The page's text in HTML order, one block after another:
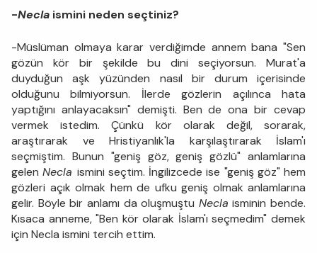
-Necla ismini neden seçtiniz?
-Müslüman olmaya karar verdiğimde annem bana "Sen
gözün kör bir şekilde bu dini seçiyorsun. Murat'a
duyduğun aşk yüzünden nasıl bir durum içerisinde
olduğunu bilmiyorsun. İlerde gözlerin açılınca hata
yaptığını anlayacaksın" demişti. Ben de ona bir cevap
vermek istedim. Çünkü kör olarak değil, sorarak,
araştırarak ve Hristiyanlık'la karşılaştırarak İslam'ı
seçmiştim. Bunun "geniş göz, geniş gözlü" anlamlarına
gelenNecla ismini seçtim. İngilizcede ise "geniş göz" hem
gözleri açık olmak hem de ufku geniş olmak anlamlarına
gelir. Böyle bir anlamı da oluşmuştu Necla isminin bende.
Kısaca anneme, "Ben kör olarak İslam'ı seçmedim" demek
için Necla ismini tercih ettim.